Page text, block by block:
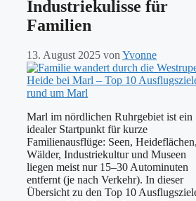
Industriekulisse für
Familien
13. August 2025 von Yvonne
Marl im nördlichen Ruhrgebiet ist ein
idealer Startpunkt für kurze
Familienausflüge: Seen, Heideflächen,
Wälder, Industriekultur und Museen
liegen meist nur 15–30 Autominuten
entfernt (je nach Verkehr). In dieser
Übersicht zu den Top 10